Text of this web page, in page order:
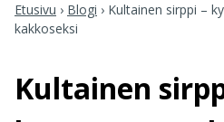
Etusivu › Blogi › Kultainen sirppi –
kakkoseksi
Kultainen